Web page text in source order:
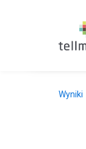
Wyniki